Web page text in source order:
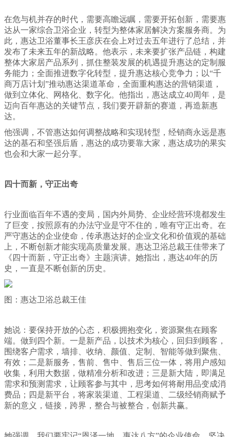
在危与机并存的时代，需要高瞻远瞩，需要开拓创新，需要惠
达从一家综合卫浴企业，转型为整体家居解决方案服务商。为
此，惠达卫浴董事长王彦庆在会上对过去五年进行了总结，并
发布了未来五年的新战略。他表示，未来要扩张产品链，构建
整体大家居产品系列，抓住整装发展的机遇提升惠达的定制服
务能力；全面推进数字化转型，提升惠达核心竞争力；以“千
商万店计划”推动惠达渠道革命，全面重构惠达的营销渠道，
做到立体化、网格化、数字化。他指出，惠达成立40周年，是
迈向百年惠达的关键节点，我们要开辟新的赛道，再造新惠
达。
他强调，不管惠达如何调整战略和实现转型，经销商永远是惠
达的基石和坚强后盾，惠达的成功要靠大家，惠达成功的果实
也会和大家一起分享。
四十而新，守正出奇
行业面临百年不遇的变局，国内外局势、企业经营环境都发生
了巨变，按照原有的办法守业是守不住的，唯有守正出奇。在
严守惠达的企业使命，传承惠达好的企业文化和价值观的基础
上，不断创新才能实现高质量发展。惠达卫浴总裁王佳带来了
《四十而新，守正出奇》主题演讲。她指出，惠达40年的历
史，一直是不断创新的历史。
图：惠达卫浴总裁王佳
她说：要保持开放的心态，积极拥抱变化，资源聚焦在顾客
端。做到四个新。一是新产品，以技术为核心，回归到顾客，
围绕客户需求，墙排、收纳、颜值、定制、智能等做到聚焦、
有效；二是新服务，售前、售中、售后三位一体，将用户感知
收集，利用大数据，做精准分析和改进；三是新大陆，即满足
需求和预测需求，让顾客参与其中，思考如何将耐用品变成消
费品；四是新平台，将家装渠道、工程渠道、二级经销商赋予
新的意义，链接，跨界，整合与被整合，创新共赢。